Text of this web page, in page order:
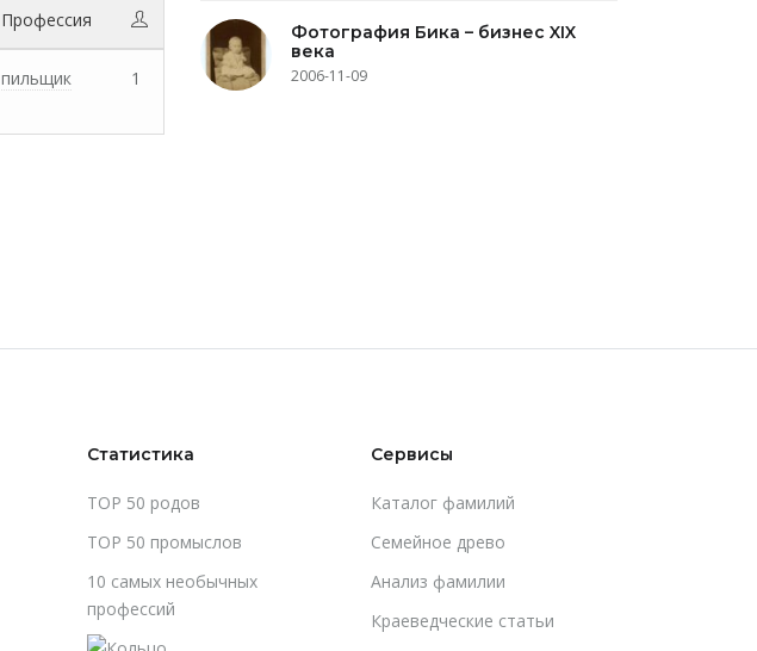
Профессия
пильщик 1
Фотография Бика – бизнес XIX
века
2006-11-09
Статистика
TOP 50 родов
TOP 50 промыслов
10 самых необычных
профессий
Сервисы
Каталог фамилий
Cемейное древо
Анализ фамилии
Краеведческие статьи